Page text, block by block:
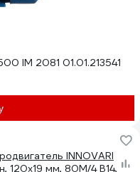
IM 2081 01.01.213541